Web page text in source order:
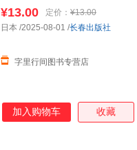
¥13.00 定价： ¥13.00
字里行间图书专营店
日本 /2025-08-01 /长春出版社
加入购物车 收藏